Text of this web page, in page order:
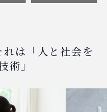
は「人と社会を
術」